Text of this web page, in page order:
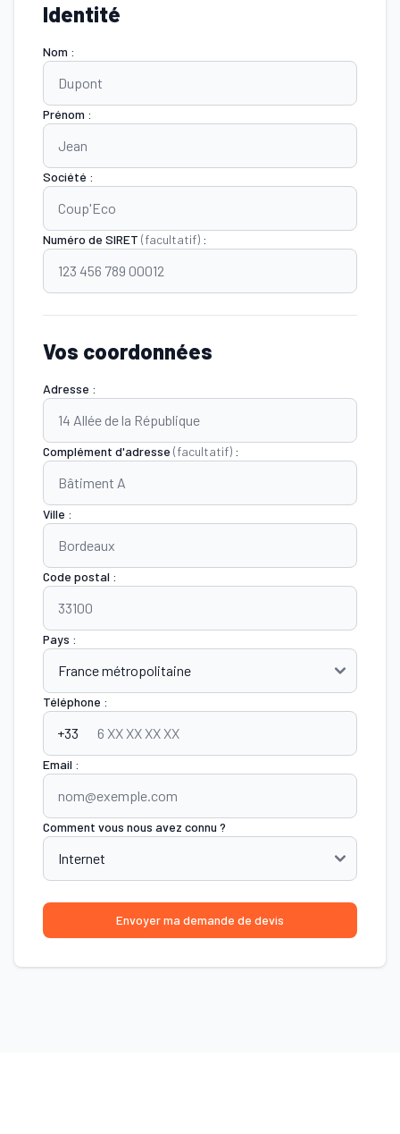
Identité
Nom :
Prénom :
Société :
Numéro de SIRET (facultatif) :
Vos coordonnées
Adresse :
Complément d'adresse (facultatif) :
Ville :
Code postal :
Pays :
Téléphone :
+33
Email :
Comment vous nous avez connu ?
Envoyer ma demande de devis